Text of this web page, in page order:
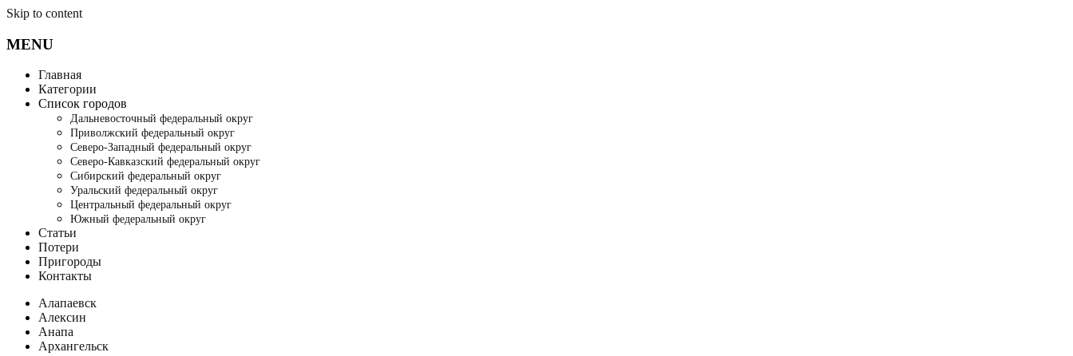
Skip to content
MENU
Главная
Категории
Список городов
Дальневосточный федеральный округ
Приволжский федеральный округ
Северо-Западный федеральный округ
Северо-Кавказский федеральный округ
Сибирский федеральный округ
Уральский федеральный округ
Центральный федеральный округ
Южный федеральный округ
Статьи
Потери
Пригороды
Контакты
Алапаевск
Алексин
Анапа
Архангельск